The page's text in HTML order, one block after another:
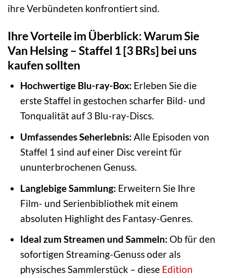
ihre Verbündeten konfrontiert sind.
Ihre Vorteile im Überblick: Warum Sie
Van Helsing – Staffel 1 [3 BRs] bei uns
kaufen sollten
Hochwertige Blu-ray-Box: Erleben Sie die
erste Staffel in gestochen scharfer Bild- und
Tonqualität auf 3 Blu-ray-Discs.
Umfassendes Seherlebnis: Alle Episoden von
Staffel 1 sind auf einer Disc vereint für
ununterbrochenen Genuss.
Langlebige Sammlung: Erweitern Sie Ihre
Film- und Serienbibliothek mit einem
absoluten Highlight des Fantasy-Genres.
Ideal zum Streamen und Sammeln: Ob für den
sofortigen Streaming-Genuss oder als
physisches Sammlerstück – diese Edition